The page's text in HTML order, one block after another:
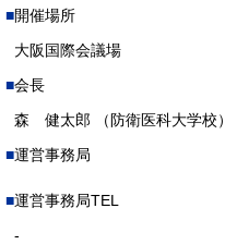
開催場所
大阪国際会議場
会長
森 健太郎 （防衛医科大学校）
運営事務局
運営事務局TEL
-